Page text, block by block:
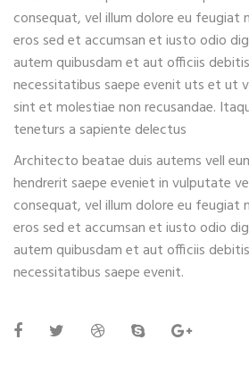
consequat, vel illum dolore eu feugiat
eros sed et accumsan et iusto odio
autem quibusdam et aut officiis
necessitatibus saepe evenit uts et ut
sint et molestiae non recusandae.
teneturs a sapiente delectus
Architecto beatae duis autems vell
hendrerit saepe eveniet in vulputate
consequat, vel illum dolore eu feugiat
eros sed et accumsan et iusto odio
autem quibusdam et aut officiis
necessitatibus saepe evenit.